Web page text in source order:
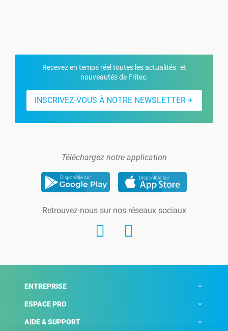
Recevez en temps réel toutes les actualités et
nouveautés de Fritec.
INSCRIVEZ-VOUS À NOTRE NEWSLETTER
Téléchargez notre application
Retrouvez-nous sur nos réseaux sociaux
ENTREPRISE
ESPACE PRO
AIDE & SUPPORT